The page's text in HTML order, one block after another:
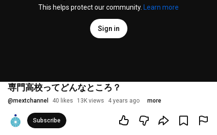
This helps protect our community.
Learn more
Sign in
専門高校ってどんなところ？
@mextchannel 40 likes 13K views 4 years ago more
Subscribe